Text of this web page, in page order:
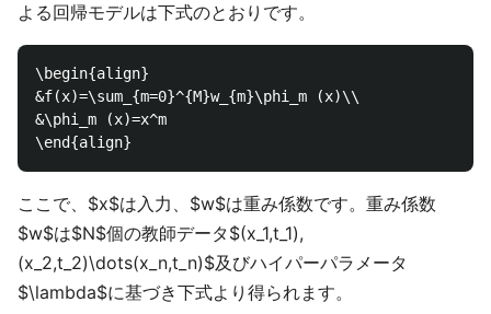
よる回帰モデルは下式のとおりです。
\begin{align}
&f(x)=\sum_{m=0}^{M}w_{m}\phi_m (x)\\
&\phi_m (x)=x^m
ここで、$x$は入力、$w$は重み係数です。重み係数
$w$は$N$個の教師データ$(x_1,t_1),
(x_2,t_2)\dots(x_n,t_n)$及びハイパーパラメータ
$\lambda$に基づき下式より得られます。